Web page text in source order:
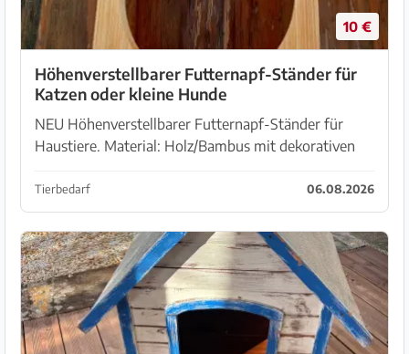
10 €
Höhenverstellbarer Futternapf-Ständer für
Katzen oder kleine Hunde
NEU Höhenverstellbarer Futternapf-Ständer für
Haustiere. Material: Holz/Bambus mit dekorativen
für zwei Näpfe zu ergonomischeren Nahrungsauf...
Tierbedarf 06.08.2026